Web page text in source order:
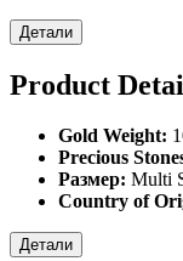
Детали
Product
Gold Weight:
Precious
Размер: Multi
Country of
Детали